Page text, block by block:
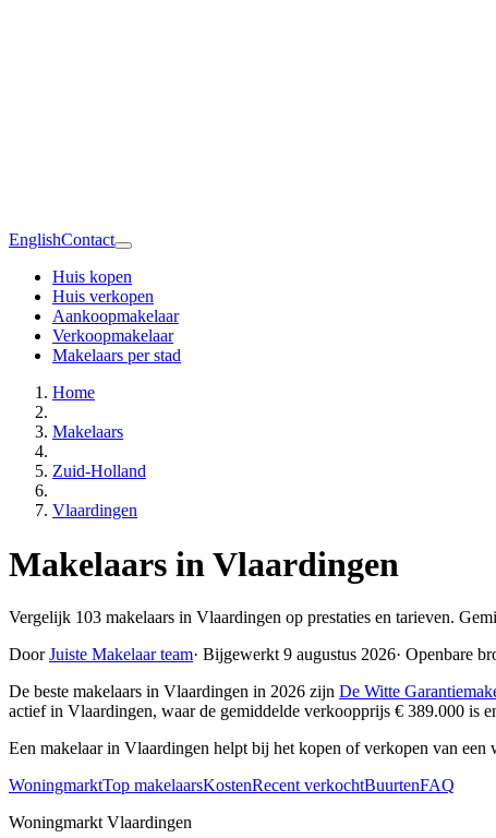
EnglishContact
Huis kopen
Huis verkopen
Aankoopmakelaar
Verkoopmakelaar
Makelaars per stad
Home
Makelaars
Zuid-Holland
Vlaardingen
Makelaars in Vlaardingen
Vergelijk 103 makelaars in Vlaardingen op prestaties en tarieven.
DoorJuiste Makelaar team· Bijgewerkt 9 augustus 2026· Openbare
De beste makelaars in Vlaardingen in 2026 zijn De Witte
actief in Vlaardingen, waar de gemiddelde verkoopprijs € 389.000 is
Een makelaar in Vlaardingen helpt bij het kopen of verkopen van een
WoningmarktTop makelaarsKostenRecent verkochtBuurtenFAQ
Woningmarkt Vlaardingen